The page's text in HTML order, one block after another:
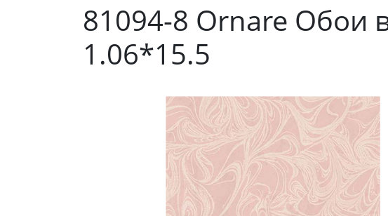
81094-8 Ornare Обои
1.06*15.5